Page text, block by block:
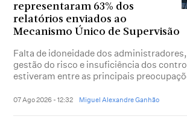
representaram 63% dos
relatórios enviados ao
Mecanismo Único de Supervisão
Falta de idoneidade dos
gestão do risco e insuficiência dos
estiveram entre as principais
07 Ago 2026 - 12:32 Miguel Alexandre Ganhão